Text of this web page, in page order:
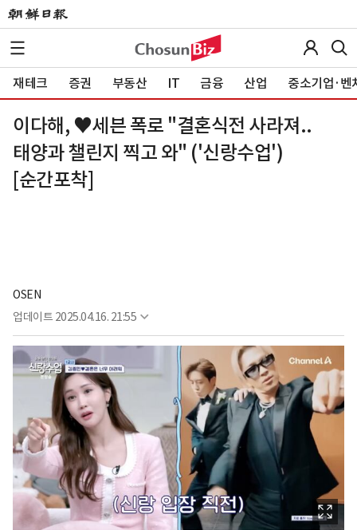
재테크 증권 부동산 IT 금융 산업 중소기업·벤
이다해, ♥세븐 폭로 "결혼식전 사라져..
태양과 챌린지 찍고 와" ('신랑수업')
[순간포착]
OSEN
업데이트 2025.04.16. 21:55